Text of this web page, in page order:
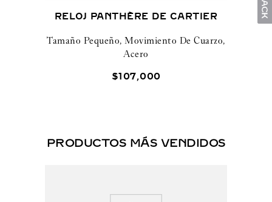
RELOJ PANTHÈRE DE CARTIER
Tamaño Pequeño, Movimiento De Cuarzo,
Acero
$107,000
PRODUCTOS MÁS VENDIDOS